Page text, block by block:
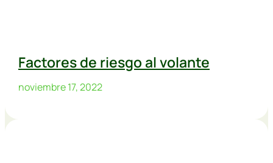
Factores de riesgo al volante
noviembre 17, 2022